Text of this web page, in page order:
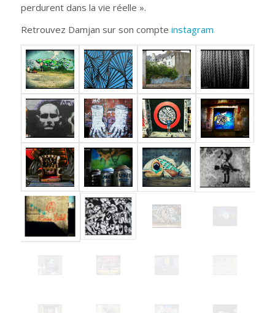
perdurent dans la vie réelle ».
Retrouvez Damjan sur son compte instagram